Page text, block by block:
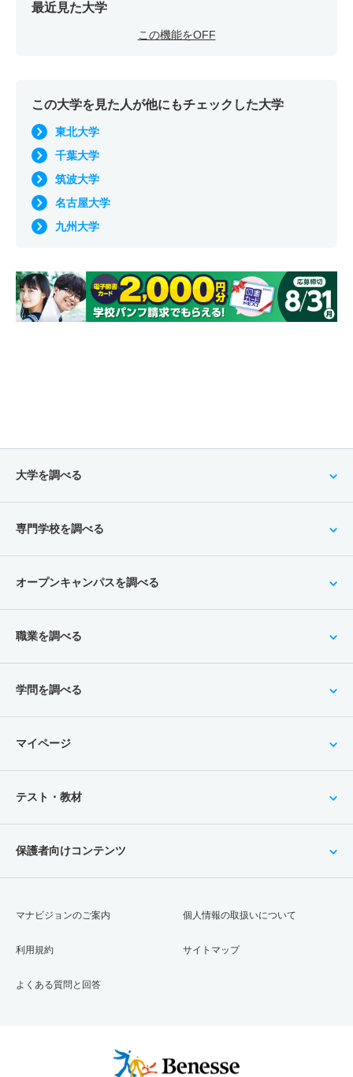
最近見た大学
この機能をOFF
この大学を見た人が他にもチェックした大学
東北大学
千葉大学
筑波大学
名古屋大学
九州大学
大学を調べる
専門学校を調べる
オープンキャンパスを調べる
職業を調べる
学問を調べる
マイページ
テスト・教材
保護者向けコンテンツ
マナビジョンのご案内
利用規約
よくある質問と回答
個人情報の取扱いについて
サイトマップ